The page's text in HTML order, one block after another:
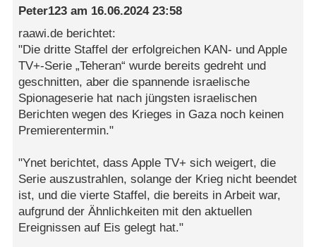
Peter123 am 16.06.2024 23:58
raawi.de berichtet:
"Die dritte Staffel der erfolgreichen KAN- und Apple
TV+-Serie „Teheran“ wurde bereits gedreht und
geschnitten, aber die spannende israelische
Spionageserie hat nach jüngsten israelischen
Berichten wegen des Krieges in Gaza noch keinen
Premierentermin."
"Ynet berichtet, dass Apple TV+ sich weigert, die
Serie auszustrahlen, solange der Krieg nicht beendet
ist, und die vierte Staffel, die bereits in Arbeit war,
aufgrund der Ähnlichkeiten mit den aktuellen
Ereignissen auf Eis gelegt hat."